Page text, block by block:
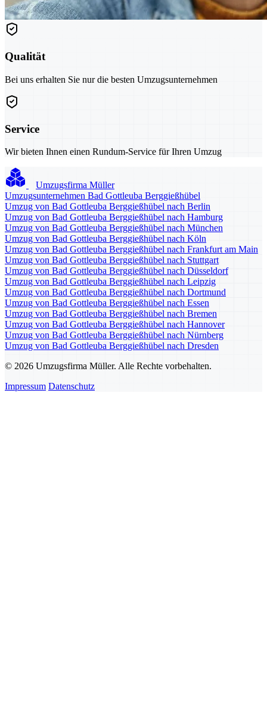
Qualität
Bei uns erhalten Sie nur die besten Umzugsunternehmen
Service
Wir bieten Ihnen einen Rundum-Service für Ihren Umzug
Umzugsfirma Müller
Umzugsunternehmen Bad Gottleuba Berggießhübel
Umzug von Bad Gottleuba Berggießhübel nach Berlin
Umzug von Bad Gottleuba Berggießhübel nach Hamburg
Umzug von Bad Gottleuba Berggießhübel nach München
Umzug von Bad Gottleuba Berggießhübel nach Köln
Umzug von Bad Gottleuba Berggießhübel nach Frankfurt am Main
Umzug von Bad Gottleuba Berggießhübel nach Stuttgart
Umzug von Bad Gottleuba Berggießhübel nach Düsseldorf
Umzug von Bad Gottleuba Berggießhübel nach Leipzig
Umzug von Bad Gottleuba Berggießhübel nach Dortmund
Umzug von Bad Gottleuba Berggießhübel nach Essen
Umzug von Bad Gottleuba Berggießhübel nach Bremen
Umzug von Bad Gottleuba Berggießhübel nach Hannover
Umzug von Bad Gottleuba Berggießhübel nach Nürnberg
Umzug von Bad Gottleuba Berggießhübel nach Dresden
© 2026 Umzugsfirma Müller. Alle Rechte vorbehalten.
Impressum Datenschutz